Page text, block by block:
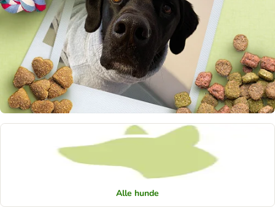
Alle hunde